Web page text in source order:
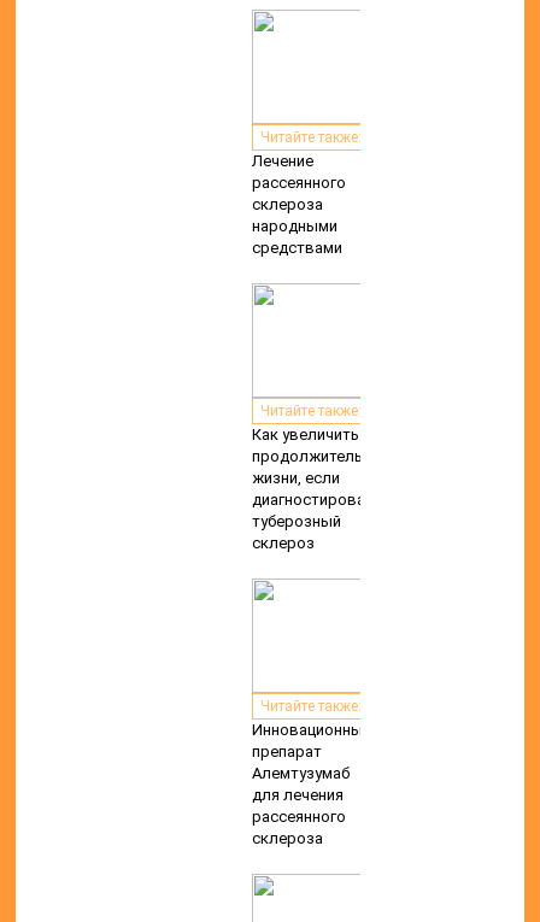
Читайте также:
Лечение
рассеянного
склероза
народными
средствами
Читайте также:
Как увеличить
продолжительность
жизни, если
диагностирован
туберозный
склероз
Читайте также:
Инновационный
препарат
Алемтузумаб
для лечения
рассеянного
склероза